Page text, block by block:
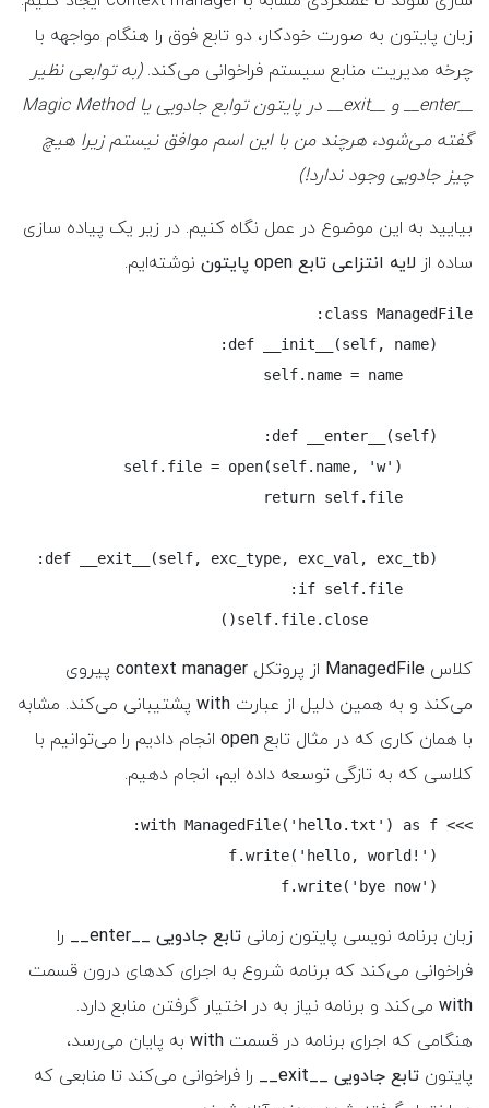
زبان پایتون به صورت خودکار، دو تابع فوق را هنگام مواجهه با
چرخه مدیریت منابع سیستم فراخوانی می‌کند.(به توابعی نظیر
__enter__ و __exit__ در پایتون توابع جادویی یا Magic Method
گفته می‌شود، هرچند من با این اسم موافق نیستم زیرا هیچ
چیز جادویی وجود ندارد!)
بیایید به این موضوع در عمل نگاه کنیم. در زیر یک پیاده سازی
ساده از لایه انتزاعی تابع open پایتون نوشته‌ایم.
کلاس ManagedFile از پروتکل context manager پیروی
می‌کند و به همین دلیل از عبارت with پشتیبانی می‌کند. مشابه
با همان کاری که در مثال تابع open انجام دادیم را می‌توانیم با
کلاسی که به تازگی توسعه داده ایم، انجام دهیم.
زبان برنامه نویسی پایتون زمانی تابع جادویی __enter__
را
فراخوانی می‌کند که برنامه شروع به اجرای کدهای درون قسمت
with می‌کند و برنامه نیاز به در اختیار گرفتن منابع دارد.
هنگامی که اجرای برنامه در قسمت with به پایان می‌رسد،
پایتون تابع جادویی __exit__
را فراخوانی می‌کند تا منابعی که